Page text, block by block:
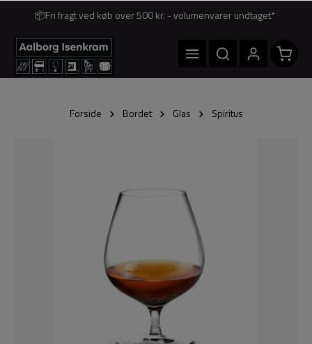
📦Fri fragt ved køb over 500 kr. - volumenvarer undtaget*
Forside Bordet Glas Spiritus